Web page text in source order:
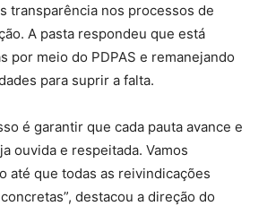
transparência nos processos de
A pasta respondeu que está
por meio do PDPAS e remanejando
para suprir a falta.
é garantir que cada pauta avance e
ouvida e respeitada. Vamos
até que todas as reivindicações
destacou a direção do